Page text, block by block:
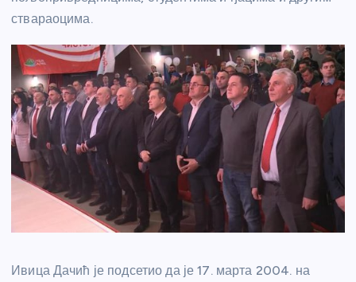
ствараоцима.
Ивица Дачић је подсетио да је 17. марта 2004. на